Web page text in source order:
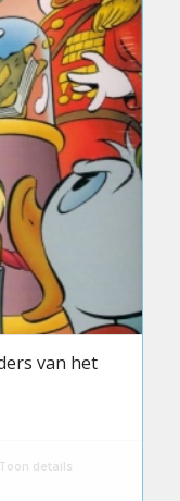
van het
Toon details